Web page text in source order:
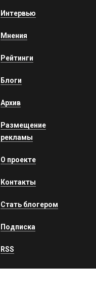
Интервью
Мнения
Рейтинги
Блоги
Архив
Размещение
рекламы
О проекте
Контакты
Стать блогером
Подписка
RSS